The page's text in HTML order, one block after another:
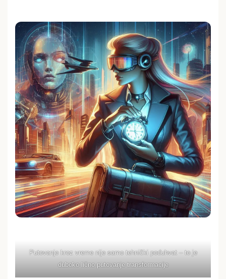
Putovanje kroz vreme nije samo tehnički poduhvat – to je
duboko lično putovanje transformacije